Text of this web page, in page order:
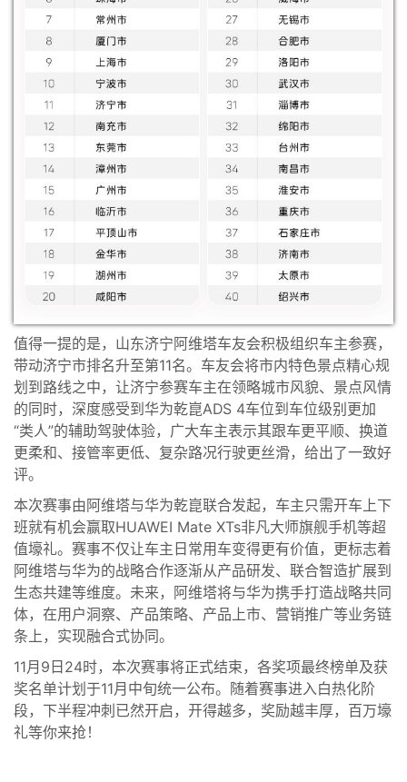
值得一提的是，山东济宁阿维塔车友会积极组织车主参赛，
带动济宁市排名升至第11名。车友会将市内特色景点精心规
划到路线之中，让济宁参赛车主在领略城市风貌、景点风情
的同时，深度感受到华为乾崑ADS 4车位到车位级别更加
“类人”的辅助驾驶体验，广大车主表示其跟车更平顺、换道
更柔和、接管率更低、复杂路况行驶更丝滑，给出了一致好
评。
本次赛事由阿维塔与华为乾崑联合发起，车主只需开车上下
班就有机会赢取HUAWEI Mate XTs非凡大师旗舰手机等超
值壕礼。赛事不仅让车主日常用车变得更有价值，更标志着
阿维塔与华为的战略合作逐渐从产品研发、联合智造扩展到
生态共建等维度。未来，阿维塔将与华为携手打造战略共同
体，在用户洞察、产品策略、产品上市、营销推广等业务链
条上，实现融合式协同。
11月9日24时，本次赛事将正式结束，各奖项最终榜单及获
奖名单计划于11月中旬统一公布。随着赛事进入白热化阶
段，下半程冲刺已然开启，开得越多，奖励越丰厚，百万壕
礼等你来抢！